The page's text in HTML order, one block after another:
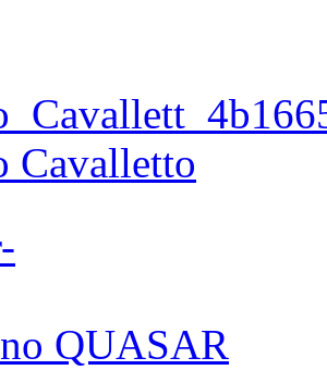
Cavalletto
QUASAR